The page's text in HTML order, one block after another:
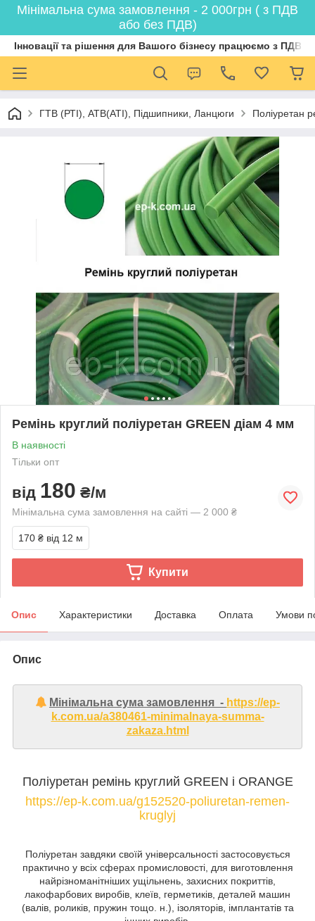
Мінімальна сума замовлення - 2 000грн ( з ПДВ
або без ПДВ)
Інновації та рішення для Вашого бізнесу працюємо з ПДВ
ГТВ (РТI), АТВ(АТI), Пiдшипники, Ланцюги Поліуретан
Ремінь круглий поліуретан GREEN діам 4 мм
В наявності
Тільки опт
від 180 ₴/м
Мінімальна сума замовлення на сайті — 2 000 ₴
170 ₴ від 12 м
Купити
Опис Характеристики Доставка Оплата Умови
Опис
Мінімальна сума замовлення - https://ep-
k.com.ua/a380461-minimalnaya-summa-
zakaza.html
Поліуретан ремінь круглий GREEN і ORANGE
https://ep-k.com.ua/g152520-poliuretan-remen-
kruglyj
Поліуретан завдяки своїй універсальності застосовується
практично у всіх сферах промисловості, для виготовлення
найрізноманітніших ущільнень, захисних покриттів,
лакофарбових виробів, клеїв, герметиків, деталей машин
(валів, роликів, пружин тощо. н.), ізоляторів, імплантатів та